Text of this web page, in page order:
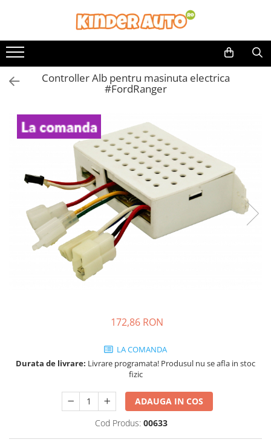
Controller Alb pentru masinuta electrica
#FordRanger
172,86 RON
LA COMANDA
Durata de livrare: Livrare programata! Produsul nu se afla in stoc
fizic
ADAUGA IN COS
Cod Produs: 00633